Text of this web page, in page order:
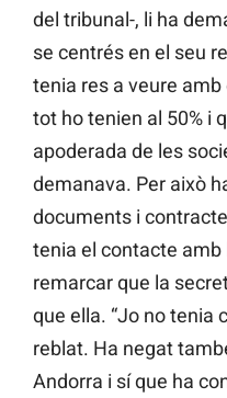
del tribunal-, li ha
se centrés en el seu
tenia res a veure
tot ho tenien al 50% i
apoderada de les
demanava. Per això
documents i
tenia el contacte amb
remarcar que la
que ella. “Jo no tenia
reblat. Ha negat
Andorra i sí que ha